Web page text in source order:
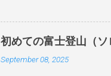
かかり
の腫瘍専
の病院に
ん。平
何が違う
しゃべり
教室に紛
初めての富士登山（
September 08, 2025